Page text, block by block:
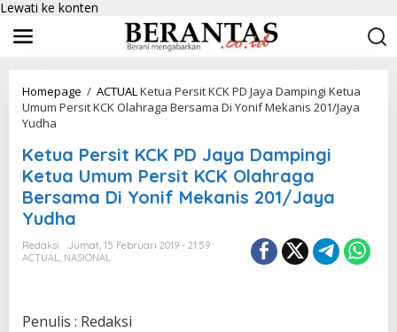
Lewati ke konten
Homepage / ACTUALKetua Persit KCK PD Jaya Dampingi Ketua
Umum Persit KCK Olahraga Bersama Di Yonif Mekanis 201/Jaya
Yudha
Ketua Persit KCK PD Jaya Dampingi
Ketua Umum Persit KCK Olahraga
Bersama Di Yonif Mekanis 201/Jaya
Yudha
Redaksi
Jumat, 15 Februari 2019 - 21:59
ACTUAL, NASIONAL
Penulis : Redaksi